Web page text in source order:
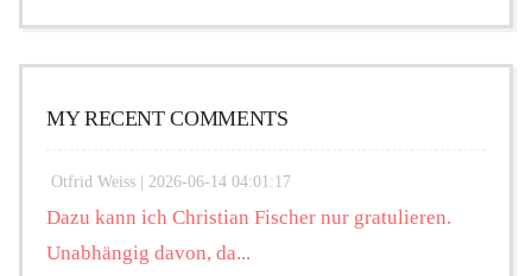
MY RECENT COMMENTS
Otfrid Weiss | 2026-06-14 04:01:17
Dazu kann ich Christian Fischer nur gratulieren.
Unabhängig davon, da...